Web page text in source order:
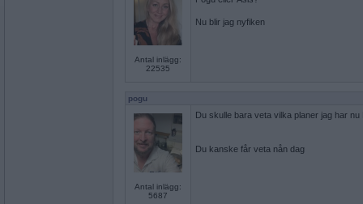
Antal inlägg:
22535
Nu blir jag nyfiken
pogu
Antal inlägg:
5687
Du skulle bara veta vilka planer jag har nu
Du kanske får veta nån dag